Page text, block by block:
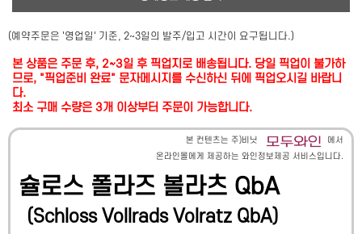
(예약주문은 '영업일' 기준, 2~3일의 발주/입고 시간이 요구됩니다.)
본 상품은 주문 후, 2~3일 후 픽업지로 배송됩니다. 당일 픽업이 불가하
므로, "픽업준비 완료" 문자메시지를 수신하신 뒤에 픽업오시길 바랍니
다.
최소 구매 수량은 3개 이상부터 주문이 가능합니다.
본 컨텐츠는 주)비닛
에서
온라인몰에게 제공하는 와인정보제공 서비스입니다.
슐로스 폴라즈 볼라츠 QbA
(Schloss Vollrads Volratz QbA)